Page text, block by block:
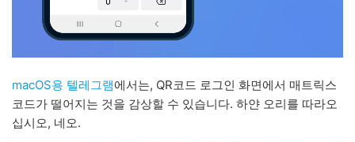
macOS용 텔레그램에서는, QR코드 로그인 화면에서 매트릭스
코드가 떨어지는 것을 감상할 수 있습니다. 하얀 오리를 따라오
십시오, 네오.